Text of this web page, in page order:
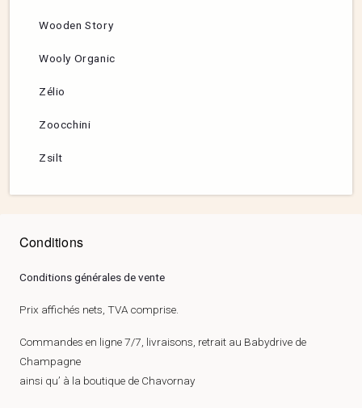
Wooden Story
Wooly Organic
Zélio
Zoocchini
Zsilt
Conditions
Conditions générales de vente
Prix affichés nets, TVA comprise.
Commandes en ligne 7/7, livraisons, retrait au Babydrive de
Champagne
ainsi qu’ à la boutique de Chavornay